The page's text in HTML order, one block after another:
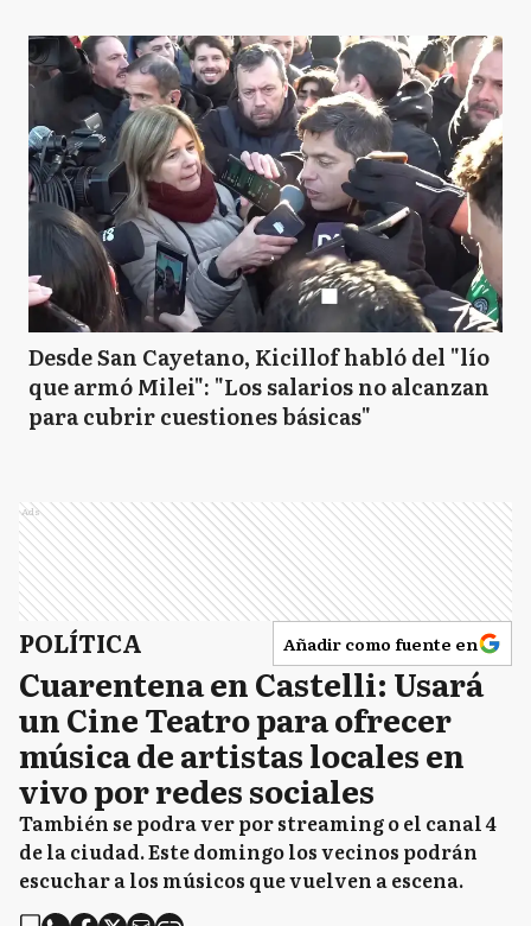
Desde San Cayetano, Kicillof habló del "lío
que armó Milei": "Los salarios no alcanzan
para cubrir cuestiones básicas"
Ads
POLÍTICA Añadir como fuente en
Cuarentena en Castelli: Usará
un Cine Teatro para ofrecer
música de artistas locales en
vivo por redes sociales
También se podra ver por streaming o el canal 4
de la ciudad. Este domingo los vecinos podrán
escuchar a los músicos que vuelven a escena.